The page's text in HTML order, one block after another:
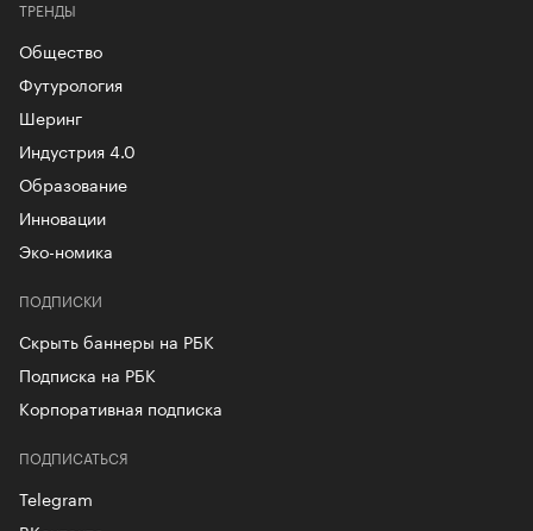
ТРЕНДЫ
Общество
Футурология
Шеринг
Индустрия 4.0
Образование
Инновации
Эко-номика
ПОДПИСКИ
Скрыть баннеры на РБК
Подписка на РБК
Корпоративная подписка
ПОДПИСАТЬСЯ
Telegram